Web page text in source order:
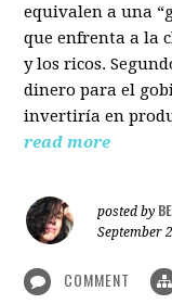
equivalen a una
que enfrenta a la
y los ricos.
dinero para el
invertiría en
read more
posted by
September
COMMENT